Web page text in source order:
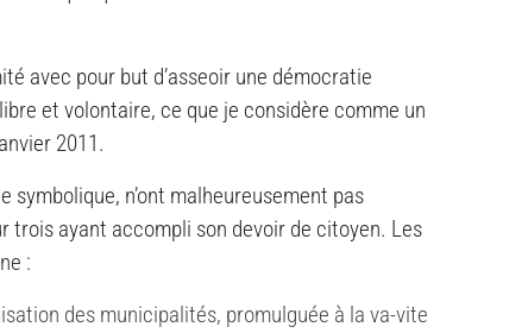
avec pour but d’asseoir une démocratie
et volontaire, ce que je considère comme un
2011.
n’ont malheureusement pas
trois ayant accompli son devoir de citoyen. Les
:
des municipalités, promulguée à la va-vite